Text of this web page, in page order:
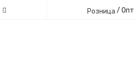
Розница / Опт